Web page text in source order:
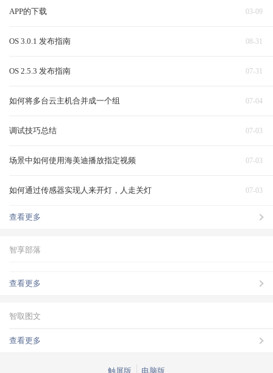
03-09
APP的下载
08-31
OS 3.0.1 发布指南
07-31
OS 2.5.3 发布指南
07-04
如何将多台云主机合并成一个组
07-03
调试技巧总结
07-03
场景中如何使用海美迪播放指定视频
07-03
如何通过传感器实现人来开灯，人走关灯
查看更多
智享部落
查看更多
智取图文
查看更多
触屏版 电脑版